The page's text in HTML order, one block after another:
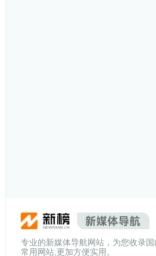
专业的新媒体导航网站，为您收录
常用网站,更加方便实用。